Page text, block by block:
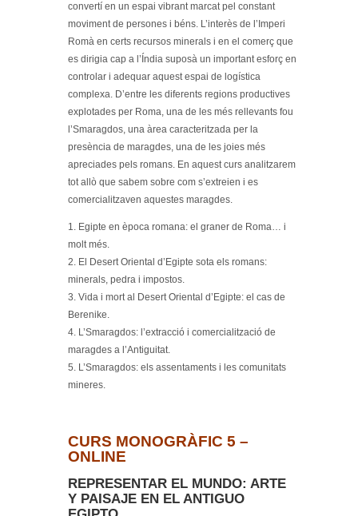
convertí en un espai vibrant marcat pel constant
moviment de persones i béns. L’interès de l’Imperi
Romà en certs recursos minerals i en el comerç que
es dirigia cap a l’Índia suposà un important esforç en
controlar i adequar aquest espai de logística
complexa. D’entre les diferents regions productives
explotades per Roma, una de les més rellevants fou
l’Smaragdos, una àrea caracteritzada per la
presència de maragdes, una de les joies més
apreciades pels romans. En aquest curs analitzarem
tot allò que sabem sobre com s’extreien i es
comercialitzaven aquestes maragdes.
1. Egipte en època romana: el graner de Roma… i
molt més.
2. El Desert Oriental d’Egipte sota els romans:
minerals, pedra i impostos.
3. Vida i mort al Desert Oriental d’Egipte: el cas de
Berenike.
4. L’Smaragdos: l’extracció i comercialització de
maragdes a l’Antiguitat.
5. L’Smaragdos: els assentaments i les comunitats
mineres.
CURS MONOGRÀFIC 5 –
ONLINE
REPRESENTAR EL MUNDO: ARTE
Y PAISAJE EN EL ANTIGUO